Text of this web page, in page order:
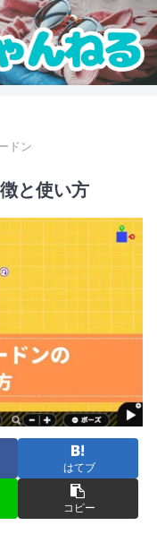
ドン
と使い方
はてブ
コピー